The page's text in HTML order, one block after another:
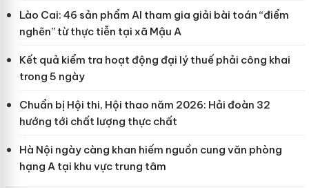
Lào Cai: 46 sản phẩm AI tham gia giải bài toán “điểm
nghẽn” từ thực tiễn tại xã Mậu A
Kết quả kiểm tra hoạt động đại lý thuế phải công khai
trong 5 ngày
Chuẩn bị Hội thi, Hội thao năm 2026: Hải đoàn 32
hướng tới chất lượng thực chất
Hà Nội ngày càng khan hiếm nguồn cung văn phòng
hạng A tại khu vực trung tâm